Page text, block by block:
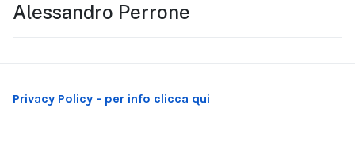
Alessandro Perrone
Privacy Policy - per info clicca qui